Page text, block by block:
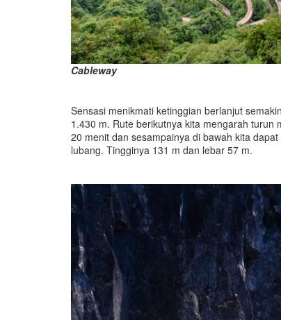
Cableway
Sensasi menikmati ketinggian berlanjut
1.430 m. Rute berikutnya kita mengarah turun
20 menit dan sesampainya di bawah kita
lubang. Tingginya 131 m dan lebar 57 m.